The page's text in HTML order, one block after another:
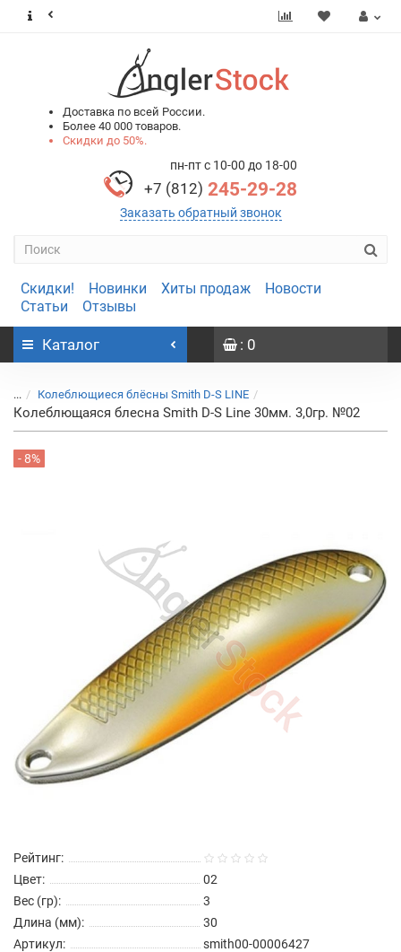
Доставка по всей России.
Более 40 000 товаров.
Скидки до 50%.
пн-пт с 10-00 до 18-00
+7 (812) 245-29-28
Заказать обратный звонок
Скидки! Новинки Хиты продаж
Новости
Статьи
Отзывы
Каталог : 0
... Колеблющиеся блёсны Smith D-S LINE
Колеблющаяся блесна Smith D-S Line 30мм. 3,0гр. №02
- 8%
Рейтинг:
Цвет:
02
Вес (гр):
3
Длина (мм):
30
Артикул:
smith00-00006427